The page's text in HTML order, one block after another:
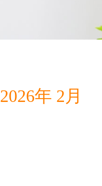
2026年 2月